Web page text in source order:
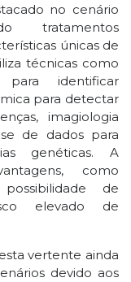
no cenário
tratamentos
únicas de
técnicas como
identificar
para detectar
imagiologia
de dados para
genéticas. A
como
de
elevado de
vertente ainda
devido aos